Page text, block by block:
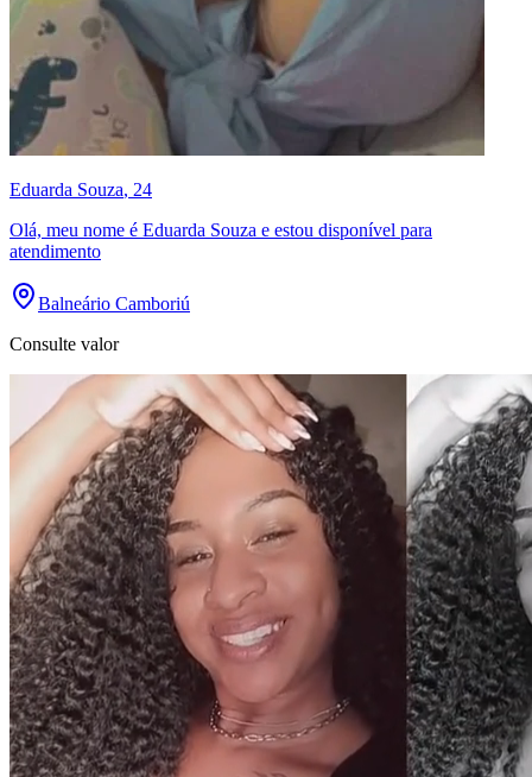
Eduarda Souza, 24
Olá, meu nome é Eduarda Souza e estou disponível para
atendimento
Balneário Camboriú
Consulte valor